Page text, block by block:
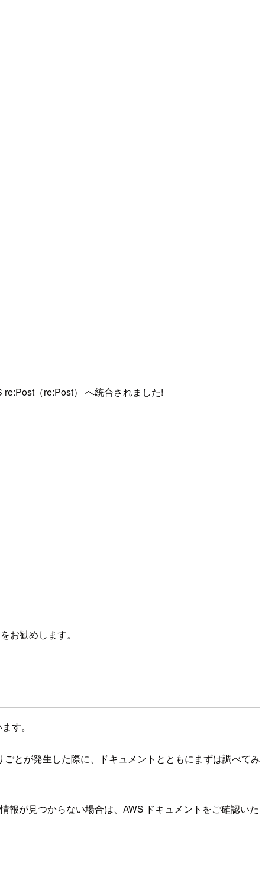
（re:Post） へ統合されました!
お勧めします。
す。
とが発生した際に、ドキュメントとともにまずは調べてみ
が見つからない場合は、AWS ドキュメントをご確認いた